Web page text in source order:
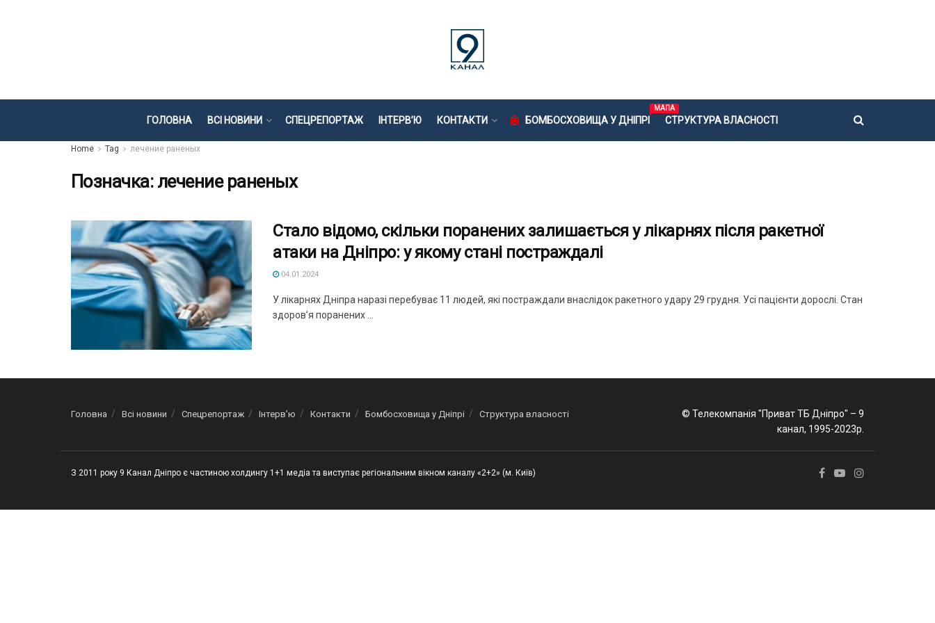
ГОЛОВНА ВСІ НОВИНИ СПЕЦРЕПОРТАЖ ІНТЕРВ’Ю КОНТАКТИ БОМБОСХОВИЩА У ДНІПРІ
МАПА
СТРУКТУРА ВЛАСНОСТІ
Home Tag лечение раненых
Позначка: лечение раненых
Стало відомо, скільки поранених залишається у лікарнях після ракетної
атаки на Дніпро: у якому стані постраждалі
04.01.2024
У лікарнях Дніпра наразі перебуває 11 людей, які постраждали внаслідок ракетного удару 29 грудня. Усі пацієнти дорослі. Стан
здоровʼя поранених ...
Головна Всі новини Спецрепортаж Інтерв’ю Контакти Бомбосховища у Дніпрі Структура власності
© Телекомпанія "Приват ТБ Дніпро" – 9
канал, 1995-2023р.
З 2011 року 9 Канал Дніпро є частиною холдингу 1+1 медіа та виступає регіональним вікном каналу «2+2» (м. Київ)